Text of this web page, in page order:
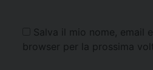
Salva il mio nome, email
browser per la prossima